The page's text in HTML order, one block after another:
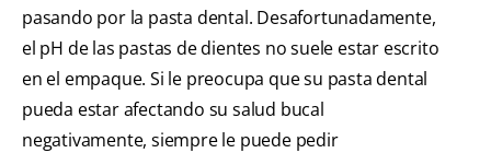
pasando por la pasta dental. Desafortunadamente,
el pH de las pastas de dientes no suele estar escrito
en el empaque. Si le preocupa que su pasta dental
pueda estar afectando su salud bucal
negativamente, siempre le puede pedir